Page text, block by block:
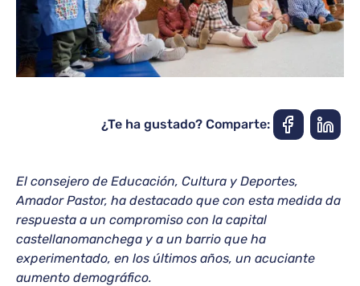
¿Te ha gustado? Comparte:
El consejero de Educación, Cultura y Deportes,
Amador Pastor, ha destacado que con esta medida da
respuesta a un compromiso con la capital
castellanomanchega y a un barrio que ha
experimentado, en los últimos años, un acuciante
aumento demográfico.